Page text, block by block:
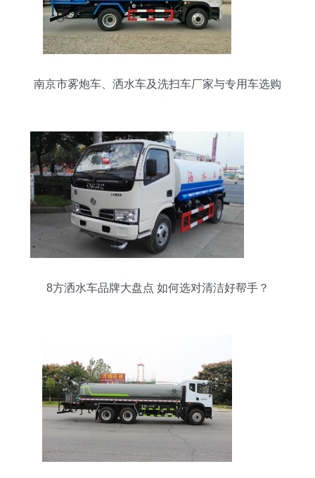
南京市雾炮车、洒水车及洗扫车厂家与专用车选购
8方洒水车品牌大盘点 如何选对清洁好帮手？